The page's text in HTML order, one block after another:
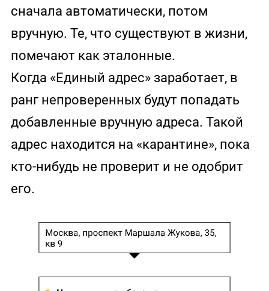
сначала автоматически, потом
вручную. Те, что существуют в жизни,
помечают как эталонные.
Когда «Единый адрес» заработает, в
ранг непроверенных будут попадать
добавленные вручную адреса. Такой
адрес находится на «карантине», пока
кто-нибудь не проверит и не одобрит
его.